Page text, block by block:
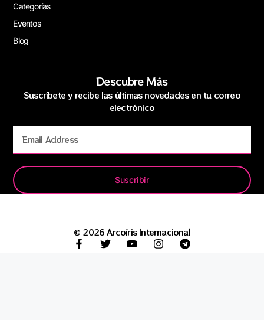
Categorías
Eventos
Blog
Descubre Más
Suscríbete y recibe las últimas novedades en tu correo
electrónico
Suscribir
© 2026 Arcoíris Internacional